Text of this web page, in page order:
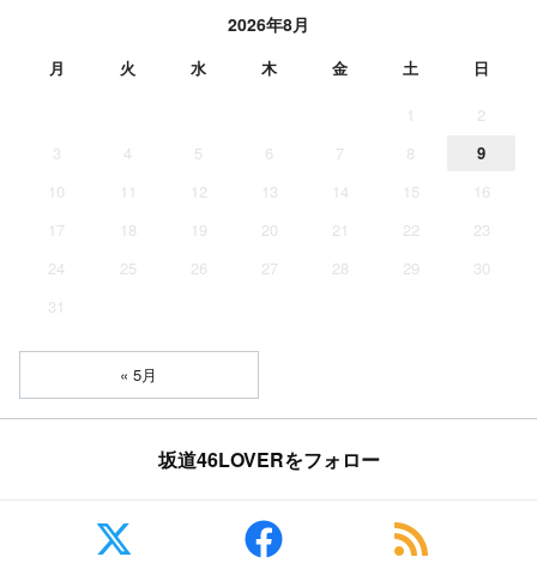
2026年8月
月 火 水 木 金 土 日
1
2
3
4 5 6 7 8
9
10
11 12 13 14 15
16
17
18 19 20 21 22
23
24
25 26 27 28 29
30
31
« 5月
坂道46LOVERをフォロー